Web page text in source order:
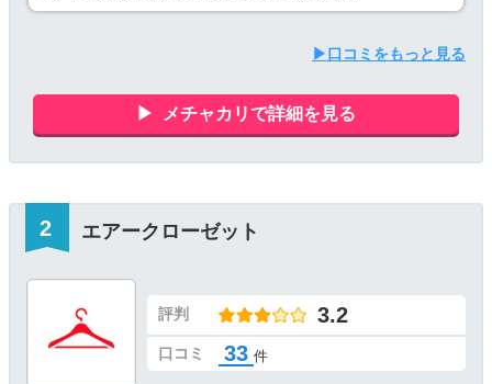
▶口コミをもっと見る
メチャカリで詳細を見る
エアークローゼット
評判 3.2
口コミ 33 件